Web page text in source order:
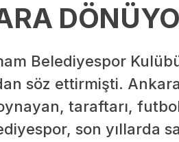
Belediyespor
söz ettirmişti. Ankara
taraftarı,
son yıllarda